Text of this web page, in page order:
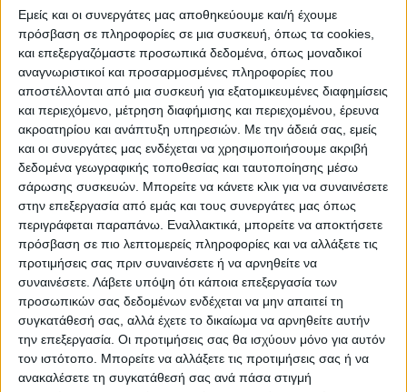
Εμείς και οι συνεργάτες μας αποθηκεύουμε και/ή έχουμε
πρόσβαση σε πληροφορίες σε μια συσκευή, όπως τα cookies,
και επεξεργαζόμαστε προσωπικά δεδομένα, όπως μοναδικοί
αναγνωριστικοί και προσαρμοσμένες πληροφορίες που
αποστέλλονται από μια συσκευή για εξατομικευμένες διαφημίσεις
και περιεχόμενο, μέτρηση διαφήμισης και περιεχομένου, έρευνα
ακροατηρίου και ανάπτυξη υπηρεσιών. Με την άδειά σας, εμείς
και οι συνεργάτες μας ενδέχεται να χρησιμοποιήσουμε ακριβή
δεδομένα γεωγραφικής τοποθεσίας και ταυτοποίησης μέσω
σάρωσης συσκευών. Μπορείτε να κάνετε κλικ για να συναινέσετε
στην επεξεργασία από εμάς και τους συνεργάτες μας όπως
περιγράφεται παραπάνω. Εναλλακτικά, μπορείτε να αποκτήσετε
πρόσβαση σε πιο λεπτομερείς πληροφορίες και να αλλάξετε τις
προτιμήσεις σας πριν συναινέσετε ή να αρνηθείτε να
συναινέσετε. Λάβετε υπόψη ότι κάποια επεξεργασία των
προσωπικών σας δεδομένων ενδέχεται να μην απαιτεί τη
συγκατάθεσή σας, αλλά έχετε το δικαίωμα να αρνηθείτε αυτήν
την επεξεργασία. Οι προτιμήσεις σας θα ισχύουν μόνο για αυτόν
τον ιστότοπο. Μπορείτε να αλλάξετε τις προτιμήσεις σας ή να
ανακαλέσετε τη συγκατάθεσή σας ανά πάσα στιγμή
όλους τους πολιτικούς αρχηγούς και μία
μόνο με τους Κυριάκο Μητσοτάκη και Αλέξη
Τσίπρα. «Περιμέναμε μια καθαρή απάντηση
για το ντιμπέιτ. Δεν τη λάβαμε. Απ’ ό,τι
φαίνεται αναζητούν δικαιολογία για να
κρύψουν τον κ. Μητσοτάκη για άλλη μια
φορά» ανέφερε στην ανακοίνωσή της η
Πόπη Τσαπανίδου.
Η ΝΔ φέρνει στην ατζέντα του ντιμπέιτ
την «κυβέρνηση ηττημένων»
Είναι δεδομένο ότι από την πλευρά της
κυβέρνησης θα ήθελαν σε ένα debate με
όλους τους πολιτικούς αρχηγούς να
συζητηθεί το θέμα της «προοδευτικής